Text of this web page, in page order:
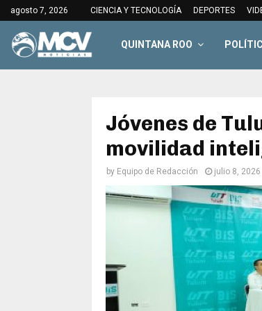
agosto 7, 2026 CIENCIA Y TECNOLOGÍA DEPORTES
QUINTANA ROO
Jóvenes de
movilidad
by Equipo de Redacción julio 8, 2026